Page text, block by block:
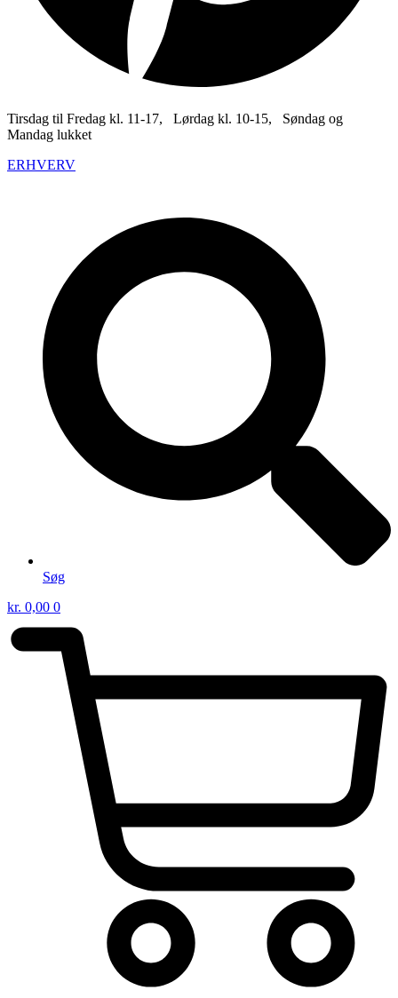
Tirsdag til Fredag kl. 11-17, Lørdag kl. 10-15, Søndag og
Mandag lukket
ERHVERV
Søg
kr. 0,00 0